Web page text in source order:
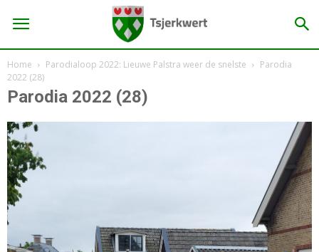
Home Parodialoop 2022: Lieuwe Palstra weer de snelste
Parodia
2022 (28)
Parodia 2022 (28)